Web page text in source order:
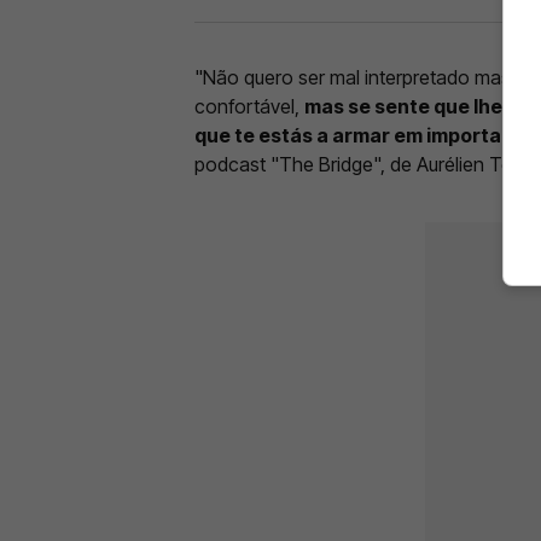
"Não quero ser mal interpretado mas,
confortável, mas se sente que lhe
que te estás a armar em
podcast "The Bridge", de Aurélien